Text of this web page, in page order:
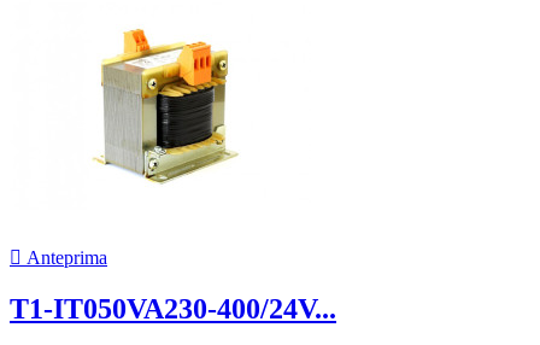
 Anteprima
T1-IT050VA230-400/24V...